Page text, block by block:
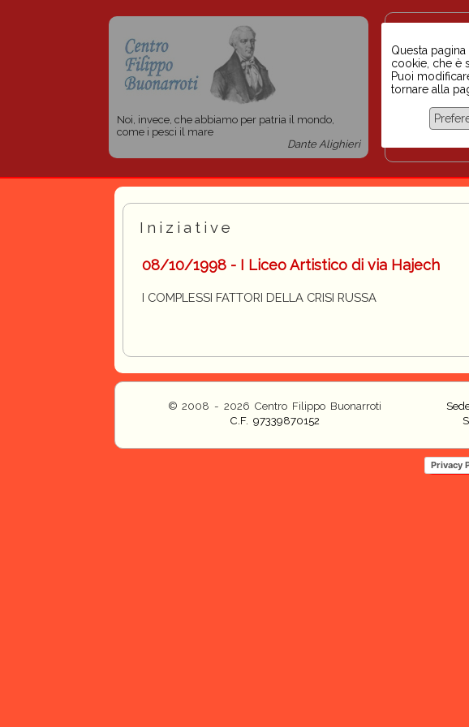
Noi, invece, che abbiamo per patria il mondo,
come i pesci il mare
Dante Alighieri
Progetti
Questa
cookie, che è
Puoi
tornare alla
Iniziative
08/10/1998 - I Liceo Artistico di via Hajech
I COMPLESSI FATTORI DELLA CRISI RUSSA
© 2008 - 2026 Centro Filippo Buonarroti
C.F. 97339870152
Privacy